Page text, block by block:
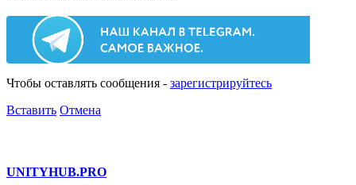
Чтобы оставлять сообщения - зарегистрируйтесь
Вставить Отмена
UNITYHUB.PRO